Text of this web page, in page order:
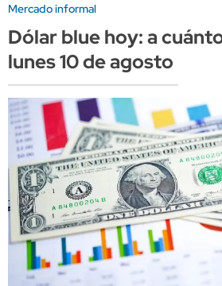
Mercado informal
Dólar blue hoy: a
lunes 10 de agosto